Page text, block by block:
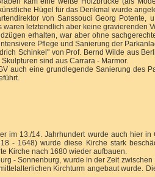
Hügel für das Denkmal wurde
von Sanssouci Georg Potente,
letztendlich aber keine gravierenden
erhalten, war aber ohne
Pflege und Sanierung der
Schinkel" von Prof. Bernd Wilde aus
sind aus Carrara - Marmor.
auch eine grundlegende Sanierung des
im 13./14. Jahrhundert wurde auch hier
- 1648) wurde diese Kirche stark
Kirche nach 1680 wieder aufbauen.
- Sonnenburg, wurde in der Zeit
Kirchturm angebaut wurde.